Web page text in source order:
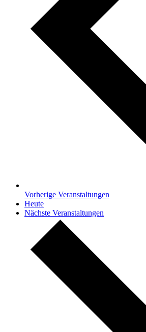
Vorherige Veranstaltungen
Heute
Nächste Veranstaltungen